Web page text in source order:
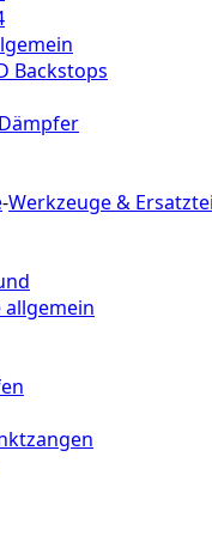
Backstops
-Werkzeuge &
allgemein